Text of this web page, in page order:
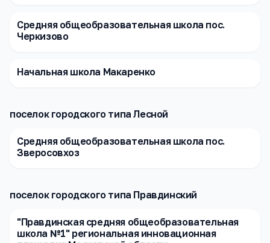
Средняя общеобразовательная школа пос.
Черкизово
Начальная школа Макаренко
поселок городского типа Лесной
Средняя общеобразовательная школа пос.
Зверосовхоз
поселок городского типа Правдинский
"Правдинская средняя общеобразовательная
школа №1" региональная инновационная